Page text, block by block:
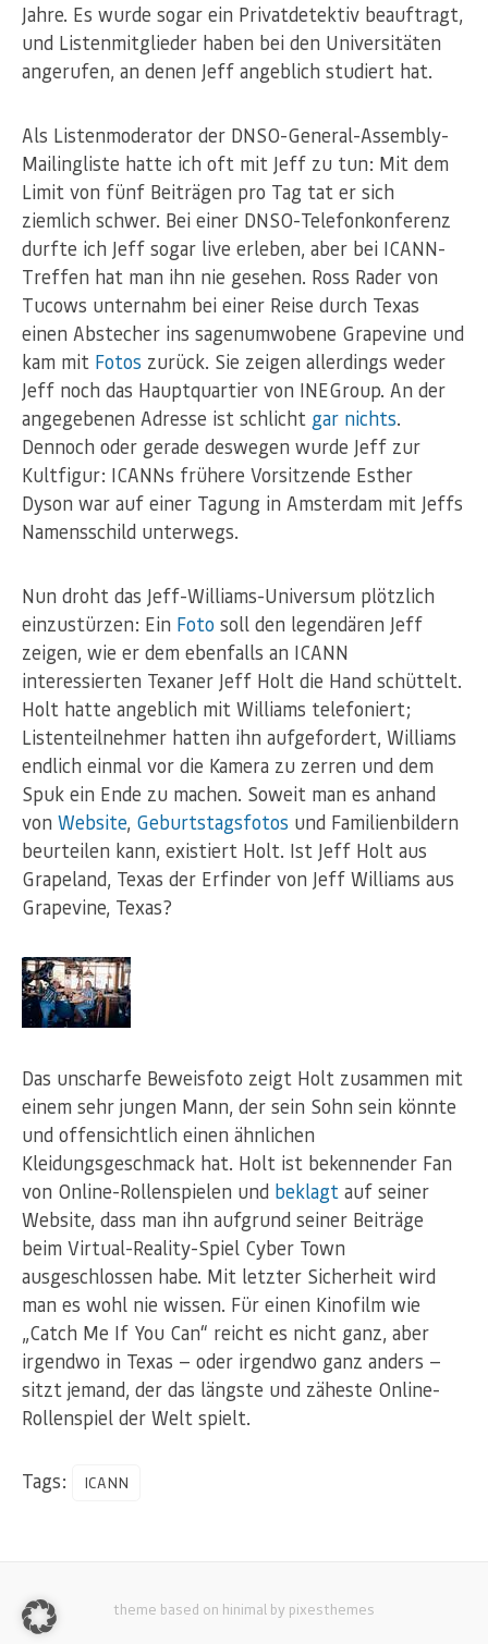
Jahre. Es wurde sogar ein Privatdetektiv beauftragt,
und Listenmitglieder haben bei den Universitäten
angerufen, an denen Jeff angeblich studiert hat.
Als Listenmoderator der DNSO-General-Assembly-
Mailingliste hatte ich oft mit Jeff zu tun: Mit dem
Limit von fünf Beiträgen pro Tag tat er sich
ziemlich schwer. Bei einer DNSO-Telefonkonferenz
durfte ich Jeff sogar live erleben, aber bei ICANN-
Treffen hat man ihn nie gesehen. Ross Rader von
Tucows unternahm bei einer Reise durch Texas
einen Abstecher ins sagenumwobene Grapevine und
kam mit Fotos zurück. Sie zeigen allerdings weder
Jeff noch das Hauptquartier von INEGroup. An der
angegebenen Adresse ist schlicht gar nichts.
Dennoch oder gerade deswegen wurde Jeff zur
Kultfigur: ICANNs frühere Vorsitzende Esther
Dyson war auf einer Tagung in Amsterdam mit Jeffs
Namensschild unterwegs.
Nun droht das Jeff-Williams-Universum plötzlich
einzustürzen: Ein Foto soll den legendären Jeff
zeigen, wie er dem ebenfalls an ICANN
interessierten Texaner Jeff Holt die Hand schüttelt.
Holt hatte angeblich mit Williams telefoniert;
Listenteilnehmer hatten ihn aufgefordert, Williams
endlich einmal vor die Kamera zu zerren und dem
Spuk ein Ende zu machen. Soweit man es anhand
von Website, Geburtstagsfotos und Familienbildern
beurteilen kann, existiert Holt. Ist Jeff Holt aus
Grapeland, Texas der Erfinder von Jeff Williams aus
Grapevine, Texas?
Das unscharfe Beweisfoto zeigt Holt zusammen mit
einem sehr jungen Mann, der sein Sohn sein könnte
und offensichtlich einen ähnlichen
Kleidungsgeschmack hat. Holt ist bekennender Fan
von Online-Rollenspielen und beklagt auf seiner
Website, dass man ihn aufgrund seiner Beiträge
beim Virtual-Reality-Spiel Cyber Town
ausgeschlossen habe. Mit letzter Sicherheit wird
man es wohl nie wissen. Für einen Kinofilm wie
„Catch Me If You Can“ reicht es nicht ganz, aber
irgendwo in Texas — oder irgendwo ganz anders —
sitzt jemand, der das längste und zäheste Online-
Rollenspiel der Welt spielt.
Tags: ICANN
theme based on hinimal by pixesthemes